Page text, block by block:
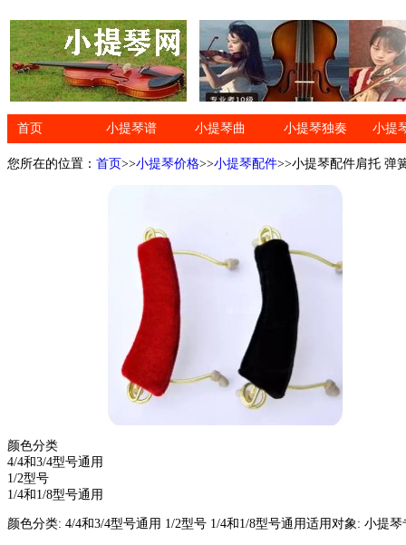
首页 小提琴谱 小提琴曲 小提琴独奏 小提
您所在的位置： 首页>>小提琴价格>>小提琴配件>>小提琴配件肩托 弹
颜色分类
4/4和3/4型号通用
1/2型号
1/4和1/8型号通用
颜色分类: 4/4和3/4型号通用 1/2型号 1/4和1/8型号通用适用对象: 小提琴